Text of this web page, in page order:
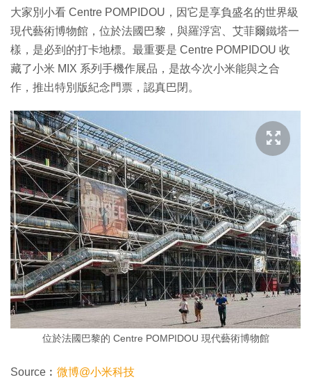
大家別小看 Centre POMPIDOU，因它是享負盛名的世界級
現代藝術博物館，位於法國巴黎，與羅浮宮、艾菲爾鐵塔一
樣，是必到的打卡地標。最重要是 Centre POMPIDOU 收
藏了小米 MIX 系列手機作展品，是故今次小米能與之合
作，推出特別版紀念門票，認真巴閉。
位於法國巴黎的 Centre POMPIDOU 現代藝術博物館
Source︰ 微博@小米科技